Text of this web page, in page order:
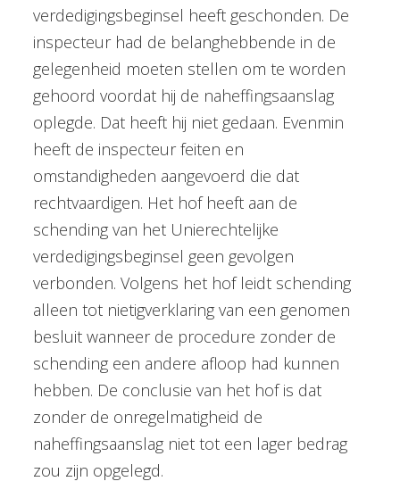
verdedigingsbeginsel heeft geschonden. De
inspecteur had de belanghebbende in de
gelegenheid moeten stellen om te worden
gehoord voordat hij de naheffingsaanslag
oplegde. Dat heeft hij niet gedaan. Evenmin
heeft de inspecteur feiten en
omstandigheden aangevoerd die dat
rechtvaardigen. Het hof heeft aan de
schending van het Unierechtelijke
verdedigingsbeginsel geen gevolgen
verbonden. Volgens het hof leidt schending
alleen tot nietigverklaring van een genomen
besluit wanneer de procedure zonder de
schending een andere afloop had kunnen
hebben. De conclusie van het hof is dat
zonder de onregelmatigheid de
naheffingsaanslag niet tot een lager bedrag
zou zijn opgelegd.